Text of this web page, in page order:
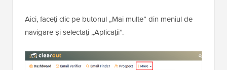
Aici, faceți clic pe butonul „Mai multe” din meniul de
navigare și selectați „Aplicații”.